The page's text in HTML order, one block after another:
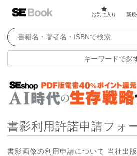
お気に入り 新規
キーワードで探
書影利用許諾申請フォ
書影画像の利用申請について 当社出